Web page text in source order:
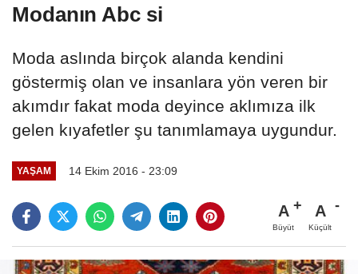
Modanın Abc si
Moda aslında birçok alanda kendini
göstermiş olan ve insanlara yön veren bir
akımdır fakat moda deyince aklımıza ilk
gelen kıyafetler şu tanımlamaya uygundur.
YAŞAM 14 Ekim 2016 - 23:09
A
Büyüt
A
Küçült